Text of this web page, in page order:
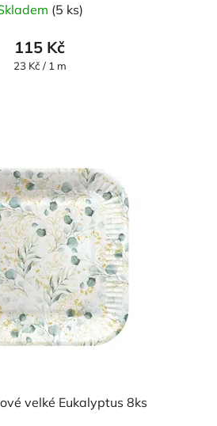
hodnocení
produktu
je
(5 ks)
115 Kč
Měrná
23 Kč / 1 m
velké Eukalyptus 8ks